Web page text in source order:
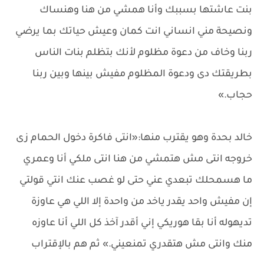
بنت عاشتها بسببك وأنا همشي من هنا وهنساك
ونصيحة مني انساني انت كمان وعيش حياتك بما يرضي
ربنا وخاف من دعوة مظلوم لأنك بتظلم بنات الناس
بطريقتك دى ودعوة المظلوم مفيش بينها وبين ربنا
حجاب.»
خالد بحدة وهو يقترب منها:«انتى فاكرة دخول الحمام زى
خروجه انتى مش هتمشي من هنا انتى ملكي أنا وعمري
ما هسمحلك تبعدي عني حتى لو غصب عنك انتي قولتي
إن مفيش واحد يقدر ياخد من واحدة إلا اللي هي عاوزة
تديهوله أنا بقا هوريكي إني أقدر آخذ كل اللي أنا عاوزه
منك وانتى مش هتقدري تمنعيني.» ثم هم بالإقتراب